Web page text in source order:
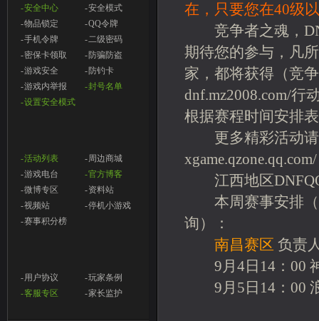
- 安全中心
- 安全模式
- 物品锁定
- QQ令牌
- 手机令牌
- 二级密码
- 密保卡领取
- 防骗防盗
- 游戏安全
- 防钓卡
- 游戏内举报
- 封号名单
- 设置安全模式
- 活动列表
- 周边商城
- 游戏电台
- 官方博客
- 微博专区
- 资料站
- 视频站
- 停机小游戏
- 赛事积分榜
- 用户协议
- 玩家条例
- 客服专区
- 家长监护
在，只要您在40级
竞争者之魂，
期待您的参与，凡
家，都将获得（竞
dnf.mz2008.com/行
根据赛程时间安排
更多精彩活动请
xgame.qzone.qq.com/
江西地区
本周赛事安排（
询）：
南昌赛区 负责
9月4日14：00
9月5日14：00